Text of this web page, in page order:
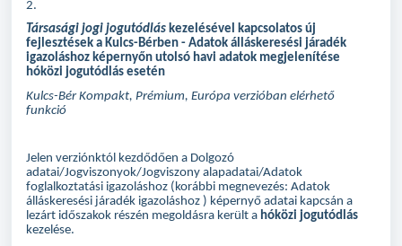
2.
Társasági jogi jogutódlás kezelésével kapcsolatos új
fejlesztések a Kulcs-Bérben - Adatok álláskeresési járadék
igazoláshoz képernyőn utolsó havi adatok megjelenítése
hóközi jogutódlás esetén
Kulcs-Bér Kompakt, Prémium, Európa verzióban elérhető
funkció
Jelen verziónktól kezdődően a Dolgozó
adatai/Jogviszonyok/Jogviszony alapadatai/Adatok
foglalkoztatási igazoláshoz (korábbi megnevezés: Adatok
álláskeresési járadék igazoláshoz ) képernyő adatai kapcsán a
lezárt időszakok részén megoldásra került a hóközi jogutódlás
kezelése.